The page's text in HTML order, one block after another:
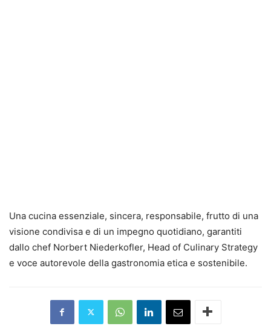
Una cucina essenziale, sincera, responsabile, frutto di una
visione condivisa e di un impegno quotidiano, garantiti
dallo chef Norbert Niederkofler, Head of Culinary Strategy
e voce autorevole della gastronomia etica e sostenibile.